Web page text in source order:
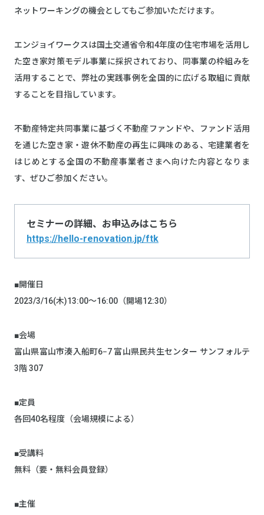
ネットワーキングの機会としてもご参加いただけます。
エンジョイワークスは国土交通省令和4年度の住宅市場を活用し
た空き家対策モデル事業に採択されており、同事業の枠組みを
活用することで、弊社の実践事例を全国的に広げる取組に貢献
することを目指しています。
不動産特定共同事業に基づく不動産ファンドや、ファンド活用
を通じた空き家・遊休不動産の再生に興味のある、宅建業者を
はじめとする全国の不動産事業者さまへ向けた内容となりま
す、ぜひご参加ください。
セミナーの詳細、お申込みはこちら
https://hello-renovation.jp/ftk
■開催日
2023/3/16(木)13:00〜16:00（開場12:30）
■会場
富山県富山市湊入船町6−7 富山県民共生センター サンフォルテ
3階 307
■定員
各回40名程度（会場規模による）
■受講料
無料（要・無料会員登録）
■主催